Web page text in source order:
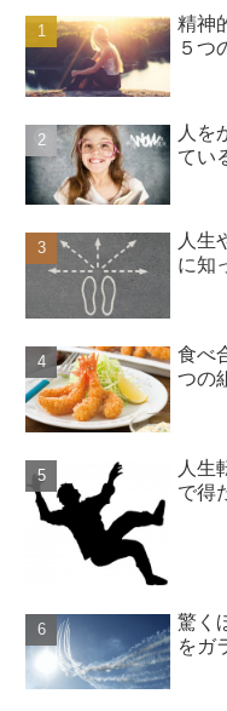
精神
５つ
人を
てい
人生
に知
食べ
つの
人生
で得
驚く
をガ